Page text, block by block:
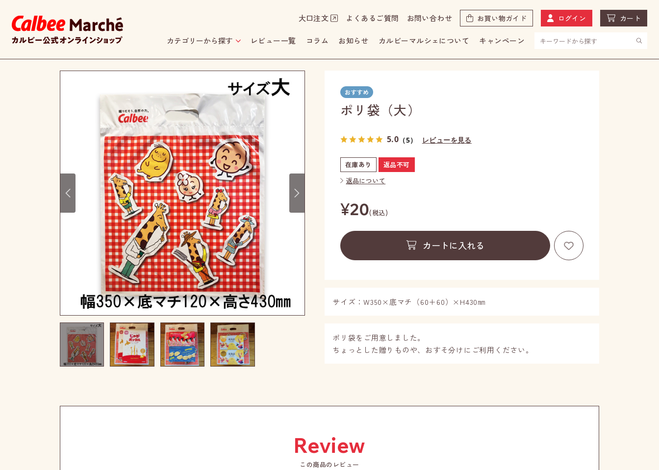
大口注文 よくあるご質問 お問い合わせ お買い物ガイド ログイン カート
カテゴリーから探す レビュー一覧 コラム お知らせ カルビーマルシェについて キャンペーン
ポリ袋（大）
5.0 （5） レビューを見る
在庫あり
返品不可
返品について
¥20(税込)
カートに入れる
サイズ：W350×底マチ（60＋60）×H430㎜
ポリ袋をご用意しました。
ちょっとした贈りものや、おすそ分けにご利用ください。
この商品のレビュー